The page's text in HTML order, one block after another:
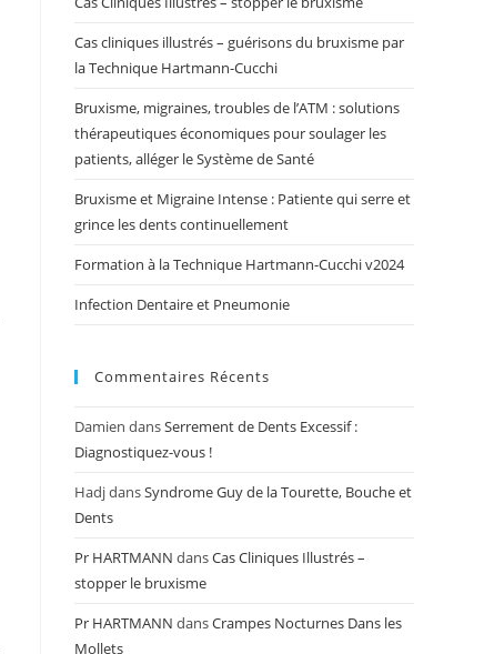
Cas cliniques illustrés – guérisons du bruxisme par
la Technique Hartmann-Cucchi
Bruxisme, migraines, troubles de l’ATM : solutions
thérapeutiques économiques pour soulager les
patients, alléger le Système de Santé
Bruxisme et Migraine Intense : Patiente qui serre et
grince les dents continuellement
Formation à la Technique Hartmann-Cucchi v2024
Infection Dentaire et Pneumonie
Commentaires Récents
Damien dansSerrement de Dents Excessif :
Diagnostiquez-vous !
HadjdansSyndrome Guy de la Tourette, Bouche et
Dents
Pr HARTMANN dansCas Cliniques Illustrés –
stopper le bruxisme
Pr HARTMANN dansCrampes Nocturnes Dans les
Mollets